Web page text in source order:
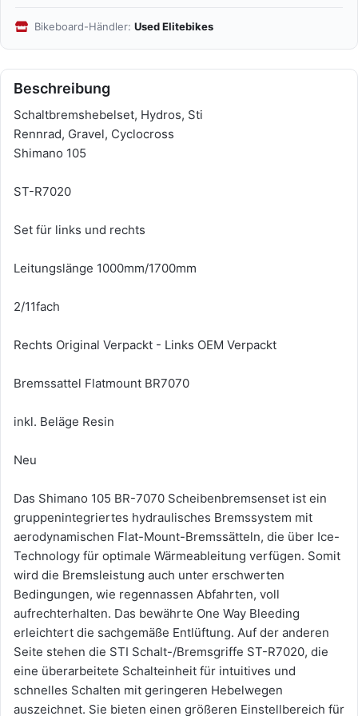
Bikeboard-Händler: Used Elitebikes
Beschreibung
Schaltbremshebelset, Hydros, Sti
Rennrad, Gravel, Cyclocross
Shimano 105
ST-R7020
Set für links und rechts
Leitungslänge 1000mm/1700mm
2/11fach
Rechts Original Verpackt - Links OEM Verpackt
Bremssattel Flatmount BR7070
inkl. Beläge Resin
Neu
Das Shimano 105 BR-7070 Scheibenbremsenset ist ein
gruppenintegriertes hydraulisches Bremssystem mit
aerodynamischen Flat-Mount-Bremssätteln, die über Ice-
Technology für optimale Wärmeableitung verfügen. Somit
wird die Bremsleistung auch unter erschwerten
Bedingungen, wie regennassen Abfahrten, voll
aufrechterhalten. Das bewährte One Way Bleeding
erleichtert die sachgemäße Entlüftung. Auf der anderen
Seite stehen die STI Schalt-/Bremsgriffe ST-R7020, die
eine überarbeitete Schalteinheit für intuitives und
schnelles Schalten mit geringeren Hebelwegen
auszeichnet. Sie bieten einen größeren Einstellbereich für